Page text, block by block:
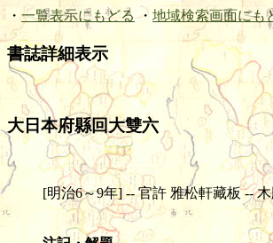
・ 一覧表示にもどる ・ 地域検索画面にも
書誌詳細表示
大日本府縣回大雙六
[明治6～9年] -- 官許 雅松軒藏板 --